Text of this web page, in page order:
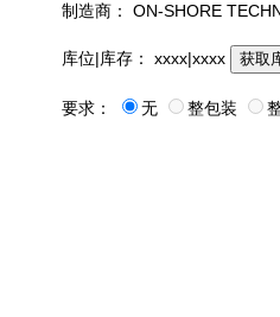
制造商： ON-SHORE
库位|库存： xxxx|xxxx 获取
要求： 无 整包装